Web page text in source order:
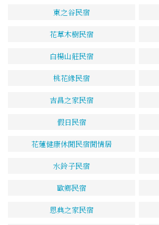
東之谷民宿
花草木樹民宿
白楊山莊民宿
桃花緣民宿
吉昌之家民宿
假日民宿
花蓮健康休閒民宿閒情居
水鈴子民宿
歐鄉民宿
恩典之家民宿